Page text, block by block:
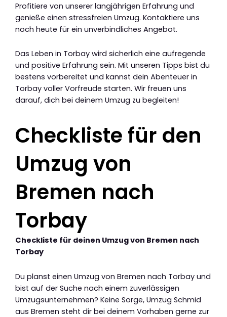
Profitiere von unserer langjährigen Erfahrung und
genieße einen stressfreien Umzug. Kontaktiere uns
noch heute für ein unverbindliches Angebot.
Das Leben in Torbay wird sicherlich eine aufregende
und positive Erfahrung sein. Mit unseren Tipps bist du
bestens vorbereitet und kannst dein Abenteuer in
Torbay voller Vorfreude starten. Wir freuen uns
darauf, dich bei deinem Umzug zu begleiten!
Checkliste für den
Umzug von
Bremen nach
Torbay
Checkliste für deinen Umzug von Bremen nach
Torbay
Du planst einen Umzug von Bremen nach Torbay und
bist auf der Suche nach einem zuverlässigen
Umzugsunternehmen? Keine Sorge, Umzug Schmid
aus Bremen steht dir bei deinem Vorhaben gerne zur